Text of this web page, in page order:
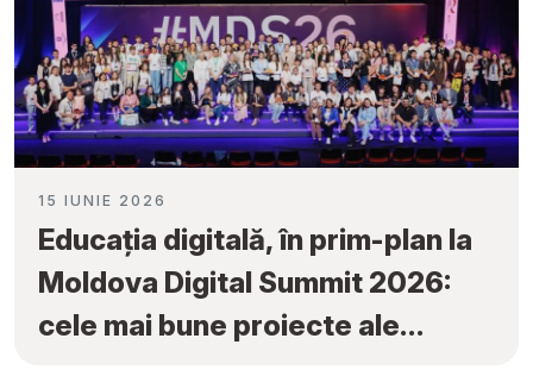
15 IUNIE 2026
Educația digitală, în prim-plan la
Moldova Digital Summit 2026:
cele mai bune proiecte ale